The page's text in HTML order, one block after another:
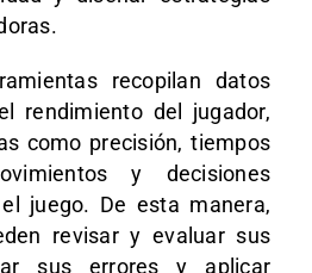
recopilan datos
rendimiento del jugador,
como precisión, tiempos
y decisiones
juego. De esta manera,
revisar y evaluar sus
sus errores y aplicar